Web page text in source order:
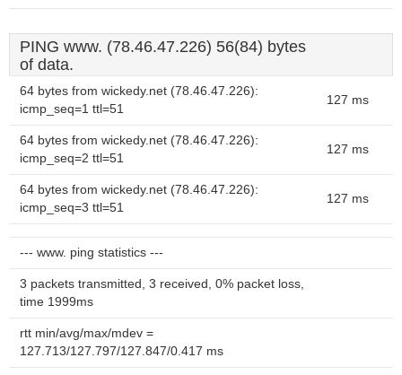
PING www. (78.46.47.226) 56(84) bytes
of data.
64 bytes from wickedy.net (78.46.47.226):
icmp_seq=1 ttl=51
127 ms
64 bytes from wickedy.net (78.46.47.226):
icmp_seq=2 ttl=51
127 ms
64 bytes from wickedy.net (78.46.47.226):
icmp_seq=3 ttl=51
127 ms
--- www. ping statistics ---
3 packets transmitted, 3 received, 0% packet loss,
time 1999ms
rtt min/avg/max/mdev =
127.713/127.797/127.847/0.417 ms